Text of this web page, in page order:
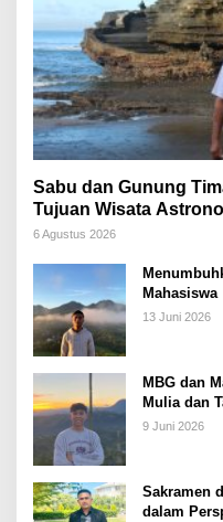
Sabu dan Gunung
Tujuan Wisata
6 Agustus 2026
Mahasiswa
13 Juni 2026
MBG dan
Mulia dan
9 Juni 2026
Sakramen
dalam